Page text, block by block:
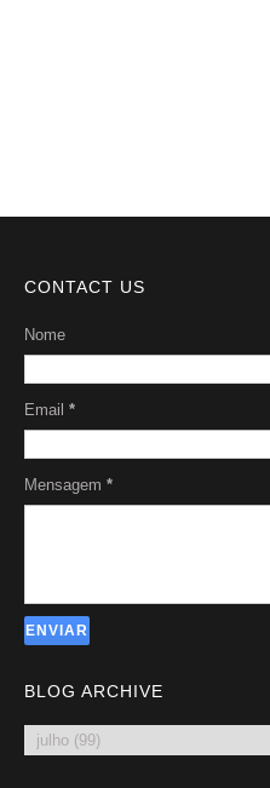
CONTACT US
Nome
Email *
Mensagem *
BLOG ARCHIVE